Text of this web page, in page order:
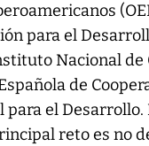
para el
Nacional de
de
el Desarrollo.
reto es no